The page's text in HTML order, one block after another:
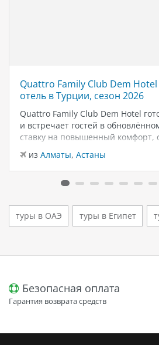
Quattro Family Club Dem
отель в Турции, сезон 2026
Quattro Family Club Dem Hotel
и встречает гостей в
ставку на повышенный комфорт,
дизайн и атмосферу спокойного
моря. Отель остаётся
кто ищет семейный отель в…
из Алматы, Астаны
туры в ОАЭ туры в Египет
Безопасная оплата
Гарантия возврата средств